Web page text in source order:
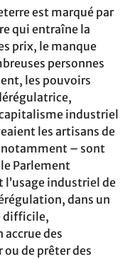
est marqué par
qui entraîne la
prix, le manque
personnes
les pouvoirs
industriel
les artisans de
notamment – sont
Parlement
industriel de
dans un
difficile,
accrue des
de prêter des